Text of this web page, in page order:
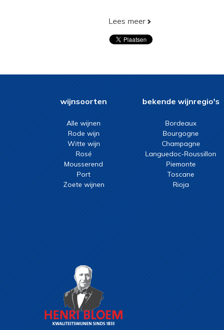
Lees meer
wijnsoorten
Alle wijnen
Rode wijn
Witte wijn
Rosé
Mousserend
Port
Zoete wijnen
bekende wijnregio's
Bordeaux
Bourgogne
Champagne
Languedoc-Roussillon
Piemonte
Toscane
Rioja